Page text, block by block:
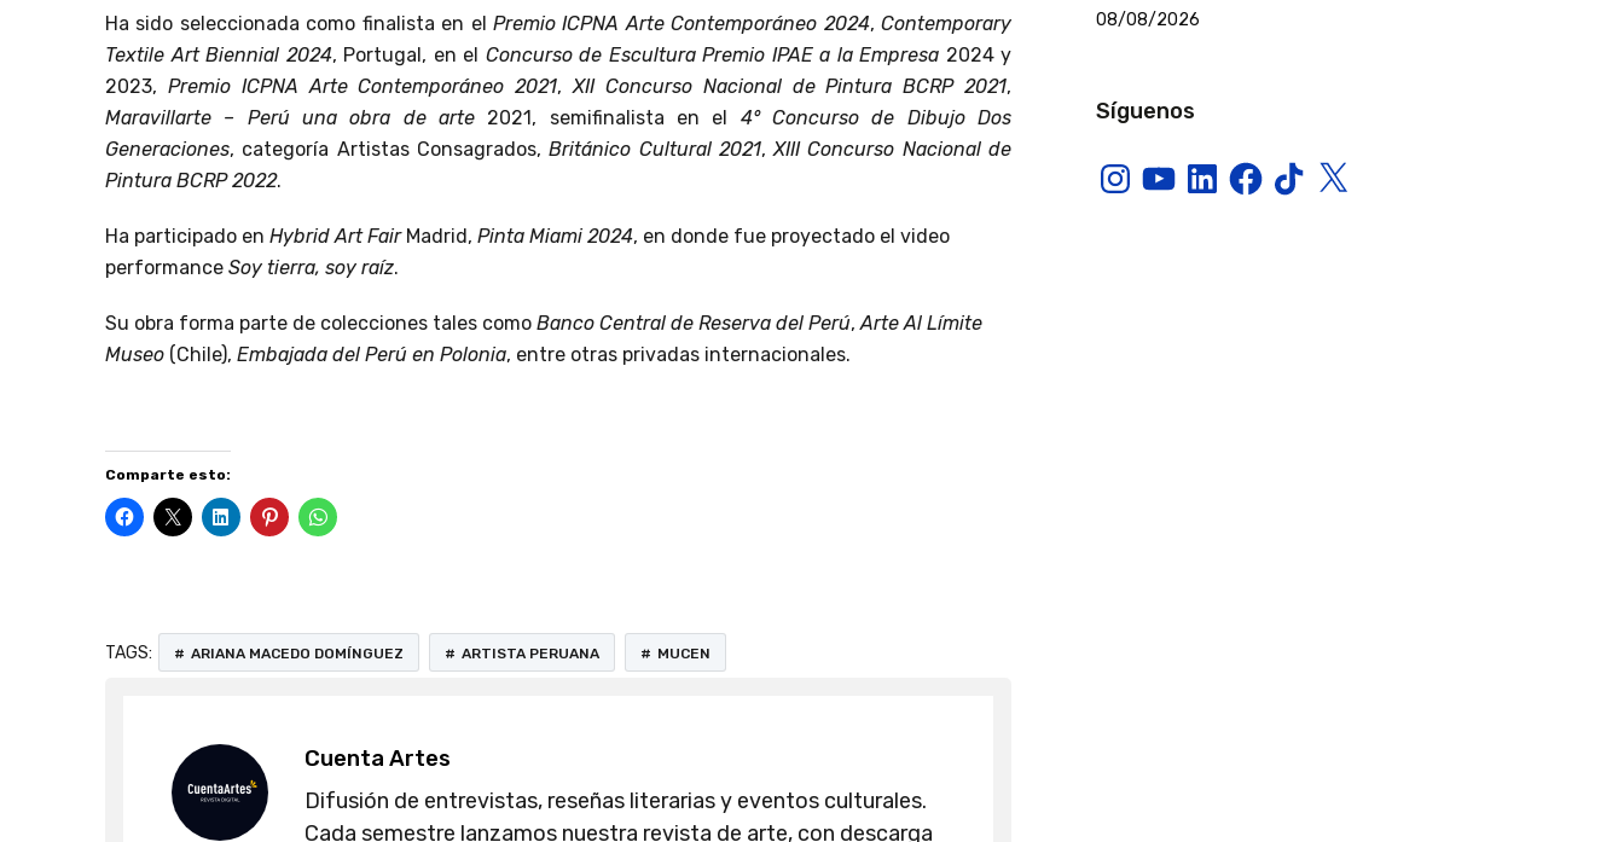
Ha sido seleccionada como finalista en el Premio ICPNA Arte Contemporáneo 2024,Contemporary
Textile Art Biennial 2024, Portugal, en el Concurso de Escultura Premio IPAE a la Empresa 2024 y
2023, Premio ICPNA Arte Contemporáneo 2021,XII Concurso Nacional de Pintura BCRP 2021,
Maravillarte – Perú una obra de arte 2021, semifinalista en el 4° Concurso de Dibujo Dos
Generaciones, categoría Artistas Consagrados,Británico Cultural 2021,XIII Concurso Nacional de
Pintura BCRP 2022.
Ha participado en Hybrid Art FairMadrid, Pinta Miami 2024, en donde fue proyectado el video
performance Soy tierra, soy raíz.
Su obra forma parte de colecciones tales como Banco Central de Reserva del Perú,Arte Al Límite
Museo (Chile), Embajada del Perú en Polonia, entre otras privadas internacionales.
Comparte esto:
TAGS: ARIANA MACEDO DOMÍNGUEZ ARTISTA PERUANA MUCEN
Cuenta Artes
Difusión de entrevistas, reseñas literarias y eventos culturales.
Cada semestre lanzamos nuestra revista de arte, con descarga
08/08/2026
Síguenos
InstagramYouTubeLinkedInFacebook
TikTokX